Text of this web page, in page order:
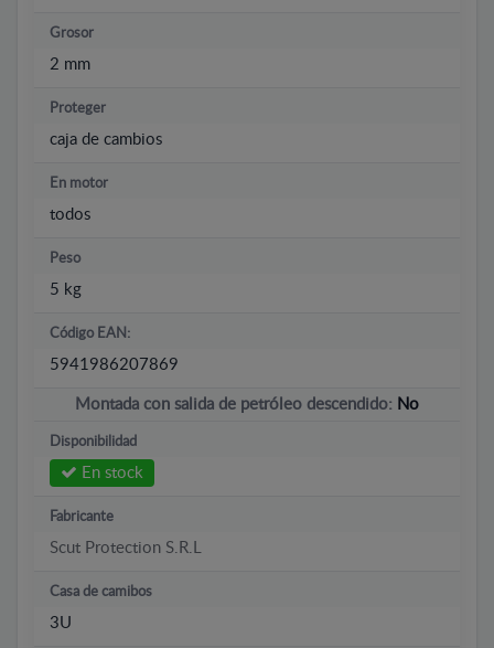
Grosor
2 mm
Proteger
caja de cambios
En motor
todos
Peso
5 kg
Código EAN:
5941986207869
Montada con salida de petróleo descendido: No
Disponibilidad
En stock
Fabricante
Scut Protection S.R.L
Casa de camibos
3U